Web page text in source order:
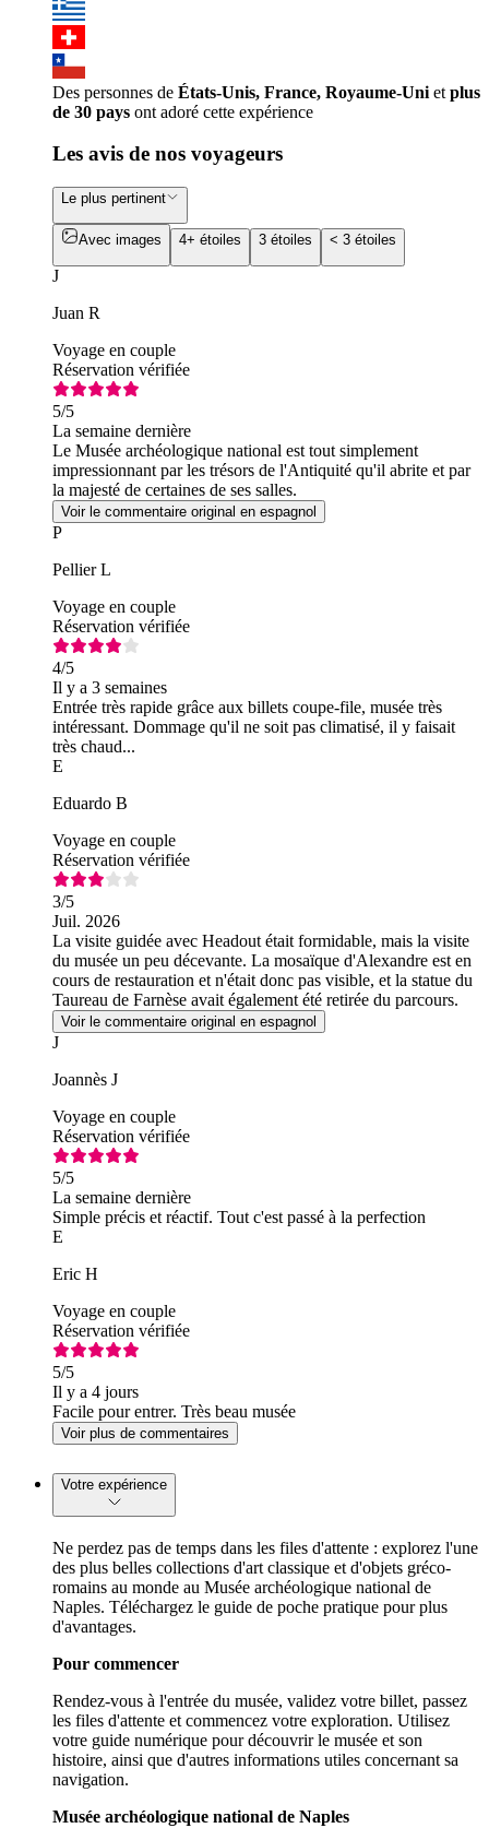
Des personnes de États-Unis, France, Royaume-Uni et plus
de 30 pays ont adoré cette expérience
Les avis de nos voyageurs
Le plus pertinent
Avec images 4+ étoiles 3 étoiles < 3 étoiles
J
Juan R
Voyage en couple
Réservation vérifiée
5/5
La semaine dernière
Le Musée archéologique national est tout simplement
impressionnant par les trésors de l'Antiquité qu'il abrite et par
la majesté de certaines de ses salles.
Voir le commentaire original en espagnol
P
Pellier L
Voyage en couple
Réservation vérifiée
4/5
Il y a 3 semaines
Entrée très rapide grâce aux billets coupe-file, musée très
intéressant. Dommage qu'il ne soit pas climatisé, il y faisait
très chaud...
E
Eduardo B
Voyage en couple
Réservation vérifiée
3/5
Juil. 2026
La visite guidée avec Headout était formidable, mais la visite
du musée un peu décevante. La mosaïque d'Alexandre est en
cours de restauration et n'était donc pas visible, et la statue du
Taureau de Farnèse avait également été retirée du parcours.
Pour le reste, tout allait bien.
Voir le commentaire original en espagnol
J
Joannès J
Voyage en couple
Réservation vérifiée
5/5
La semaine dernière
Simple précis et réactif. Tout c'est passé à la perfection
E
Eric H
Voyage en couple
Réservation vérifiée
5/5
Il y a 4 jours
Facile pour entrer. Très beau musée
Voir plus de commentaires
Votre expérience
Ne perdez pas de temps dans les files d'attente : explorez l'une
des plus belles collections d'art classique et d'objets gréco-
romains au monde au Musée archéologique national de
Naples. Téléchargez le guide de poche pratique pour plus
d'avantages.
Pour commencer
Rendez-vous à l'entrée du musée, validez votre billet, passez
les files d'attente et commencez votre exploration. Utilisez
votre guide numérique pour découvrir le musée et son
histoire, ainsi que d'autres informations utiles concernant sa
navigation.
Musée archéologique national de Naples